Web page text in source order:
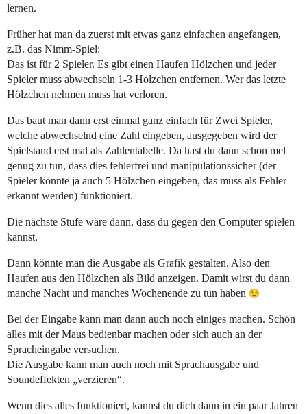
lernen.
Früher hat man da zuerst mit etwas ganz einfachen angefangen,
z.B. das Nimm-Spiel:
Das ist für 2 Spieler. Es gibt einen Haufen Hölzchen und jeder
Spieler muss abwechseln 1-3 Hölzchen entfernen. Wer das letzte
Hölzchen nehmen muss hat verloren.
Das baut man dann erst einmal ganz einfach für Zwei Spieler,
welche abwechselnd eine Zahl eingeben, ausgegeben wird der
Spielstand erst mal als Zahlentabelle. Da hast du dann schon mel
genug zu tun, dass dies fehlerfrei und manipulationssicher (der
Spieler könnte ja auch 5 Hölzchen eingeben, das muss als Fehler
erkannt werden) funktioniert.
Die nächste Stufe wäre dann, dass du gegen den Computer spielen
kannst.
Dann könnte man die Ausgabe als Grafik gestalten. Also den
Haufen aus den Hölzchen als Bild anzeigen. Damit wirst du dann
manche Nacht und manches Wochenende zu tun haben
Bei der Eingabe kann man dann auch noch einiges machen. Schön
alles mit der Maus bedienbar machen oder sich auch an der
Spracheingabe versuchen.
Die Ausgabe kann man auch noch mit Sprachausgabe und
Soundeffekten „verzieren“.
Wenn dies alles funktioniert, kannst du dich dann in ein paar Jahren